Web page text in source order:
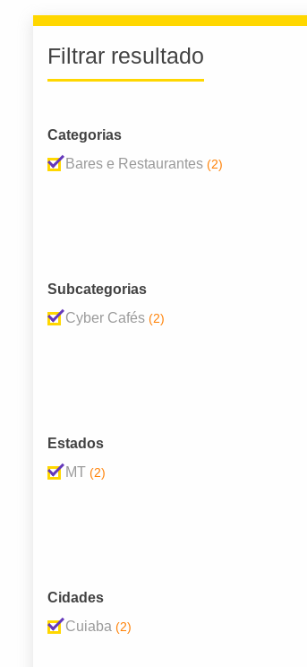
Filtrar resultado
Categorias
Bares e Restaurantes (2)
Subcategorias
Cyber Cafés (2)
Estados
MT (2)
Cidades
Cuiaba (2)